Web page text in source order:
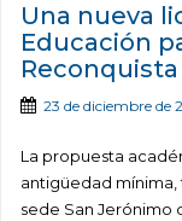
Una nueva
Educación
Reconquista
23 de diciembre de
La propuesta
antigüedad mínima,
sede San Jerónimo